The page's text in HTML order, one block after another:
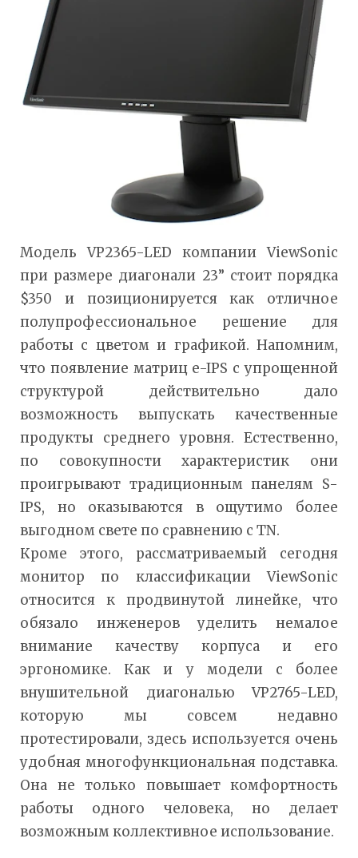
Модель VP2365-LED компании ViewSonic
при размере диагонали 23” стоит порядка
$350 и позиционируется как отличное
полупрофессиональное решение для
работы с цветом и графикой. Напомним,
что появление матриц e-IPS с упрощенной
структурой действительно дало
возможность выпускать качественные
продукты среднего уровня. Естественно,
по совокупности характеристик они
проигрывают традиционным панелям S-
IPS, но оказываются в ощутимо более
выгодном свете по сравнению с TN.
Кроме этого, рассматриваемый сегодня
монитор по классификации ViewSonic
относится к продвинутой линейке, что
обязало инженеров уделить немалое
внимание качеству корпуса и его
эргономике. Как и у модели с более
внушительной диагональю VP2765-LED,
которую мы совсем недавно
протестировали, здесь используется очень
удобная многофункциональная подставка.
Она не только повышает комфортность
работы одного человека, но делает
возможным коллективное использование.